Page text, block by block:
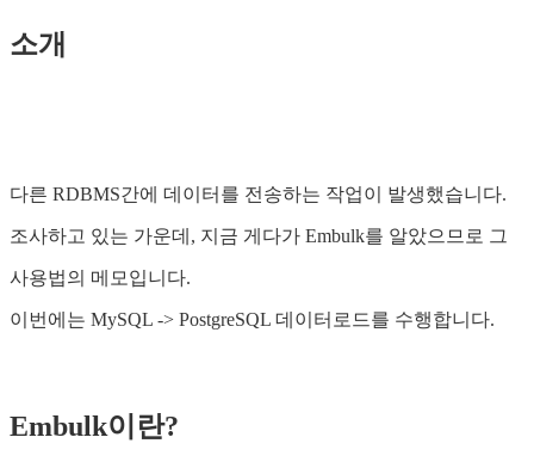
소개
다른 RDBMS간에 데이터를 전송하는 작업이 발생했습니다.
조사하고 있는 가운데, 지금 게다가 Embulk를 알았으므로 그
사용법의 메모입니다.
이번에는 MySQL -> PostgreSQL 데이터로드를 수행합니다.
Embulk이란?